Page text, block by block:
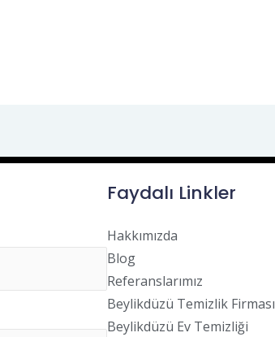
Faydalı Linkler
Hakkımızda
Blog
Referanslarımız
Beylikdüzü Temizlik Firması
Beylikdüzü Ev Temizliği